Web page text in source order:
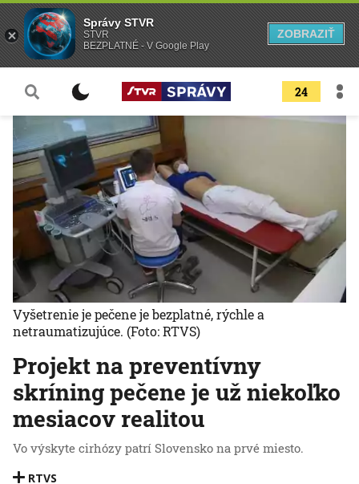
24
Projekt na preventívny
skríning pečene je už niekoľko
mesiacov realitou
Vo výskyte cirhózy patrí Slovensko na prvé miesto.
RTVS
Vyšetrenie je pečene je bezplatné, rýchle a
netraumatizujúce. (Foto: RTVS)
Správy STVR
STVR
BEZPLATNÉ - V Google Play
ZOBRAZIŤ